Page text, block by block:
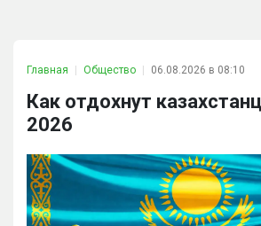
Главная Общество 06.08.2026 в 08:10
Как отдохнут
2026